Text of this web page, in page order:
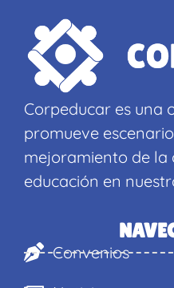
Corpeducar es una
promueve
mejoramiento de la
educación en
Convenios